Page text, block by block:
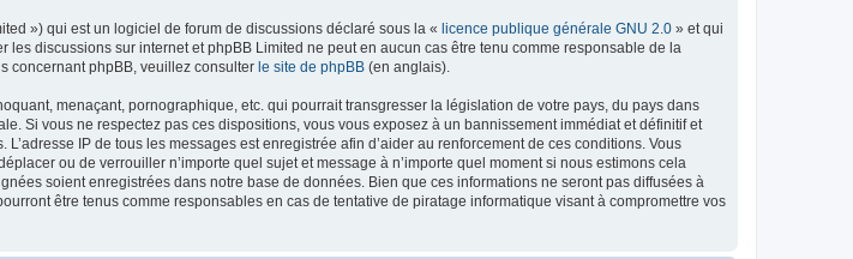
») qui est un logiciel de forum de discussions déclaré sous la « licence publique générale GNU 2.0 » et qui
discussions sur internet et phpBB Limited ne peut en aucun cas être tenu comme responsable de la
concernant phpBB, veuillez consulter le site de phpBB (en anglais).
menaçant, pornographique, etc. qui pourrait transgresser la législation de votre pays, du pays dans
Si vous ne respectez pas ces dispositions, vous vous exposez à un bannissement immédiat et définitif et
IP de tous les messages est enregistrée afin d’aider au renforcement de ces conditions. Vous
ou de verrouiller n’importe quel sujet et message à n’importe quel moment si nous estimons cela
soient enregistrées dans notre base de données. Bien que ces informations ne seront pas diffusées à
être tenus comme responsables en cas de tentative de piratage informatique visant à compromettre vos